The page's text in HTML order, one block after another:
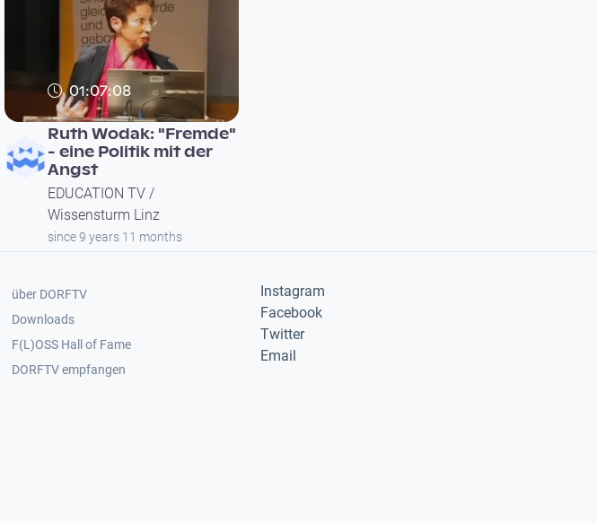
01:07:08
Ruth Wodak: "Fremde"
- eine Politik mit der
Angst
EDUCATION TV /
Wissensturm Linz
since 9 years 11 months
Footer 3
über DORFTV
Downloads
F(L)OSS Hall of Fame
Footer 4
DORFTV empfangen
Instagram
Facebook
Twitter
Email